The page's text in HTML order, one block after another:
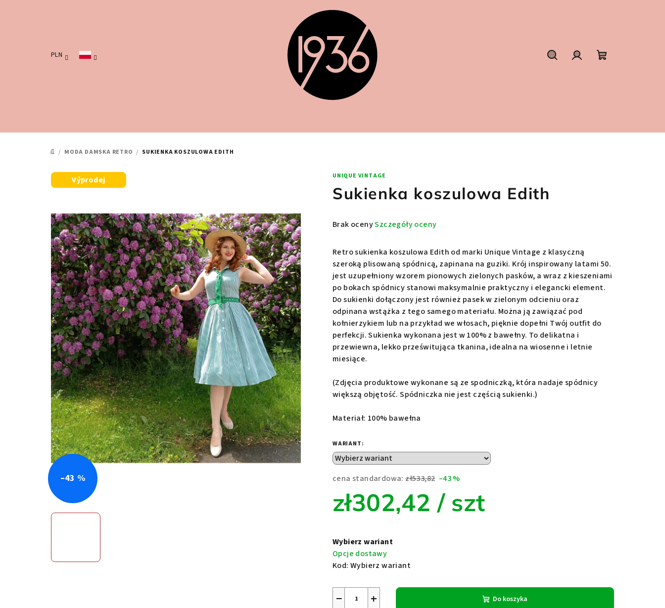
PLN
HOME
/ MODA DAMSKA RETRO / SUKIENKA KOSZULOWA EDITH
UNIQUE VINTAGE
Sukienka koszulowa Edith
Średnia
produktu
wynosi
0,0
na
5
gwiazdek.
Brak ocenySzczegóły oceny
Retro sukienka koszulowa Edith od marki Unique Vintage z klasyczną
szeroką plisowaną spódnicą, zapinana na guziki. Krój inspirowany latami 50.
jest uzupełniony wzorem pionowych zielonych pasków, a wraz z kieszeniami
po bokach spódnicy stanowi maksymalnie praktyczny i elegancki element.
Do sukienki dołączony jest również pasek w zielonym odcieniu oraz
odpinana wstążka z tego samego materiału. Można ją zawiązać pod
kołnierzykiem lub na przykład we włosach, pięknie dopełni Twój outfit do
perfekcji. Sukienka wykonana jest w 100% z bawełny. To delikatna i
przewiewna, lekko prześwitująca tkanina, idealna na wiosenne i letnie
miesiące.
(Zdjęcia produktowe wykonane są ze spodniczką, która nadaje spódnicy
większą objętość. Spódniczka nie jest częścią sukienki.)
Materiał: 100% bawełna
WARIANT:
cena standardowa: zł533,82 –43 %
zł302,42 / szt
jednostkowa:
Wybierz wariant
Opcje dostawy
Kod: Wybierz wariant
+
− Do koszyka
Výprodej
–43 %